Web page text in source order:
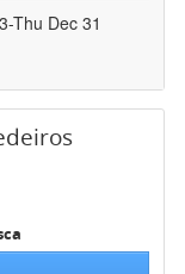
Thu Dec 31